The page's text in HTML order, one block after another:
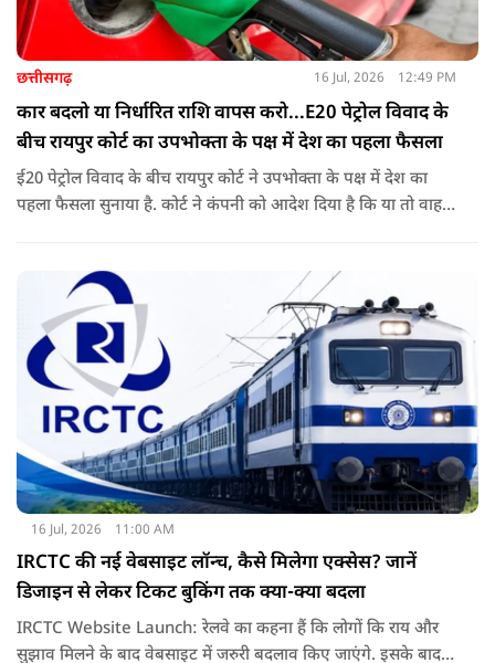
छत्तीसगढ़ 16 Jul, 2026 12:49 PM
कार बदलो या निर्धारित राशि वापस करो...E20 पेट्रोल विवाद के
बीच रायपुर कोर्ट का उपभोक्ता के पक्ष में देश का पहला फैसला
ई20 पेट्रोल विवाद के बीच रायपुर कोर्ट ने उपभोक्ता के पक्ष में देश का
पहला फैसला सुनाया है. कोर्ट ने कंपनी को आदेश दिया है कि या तो वाहन
16 Jul, 2026 11:00 AM
IRCTC की नई वेबसाइट लॉन्च, कैसे मिलेगा एक्सेस? जानें
डिजाइन से लेकर टिकट बुकिंग तक क्या-क्या बदला
IRCTC Website Launch: रेलवे का कहना हैं कि लोगों कि राय और
सुझाव मिलने के बाद वेबसाइट में जरुरी बदलाव किए जाएंगे. इसके बाद